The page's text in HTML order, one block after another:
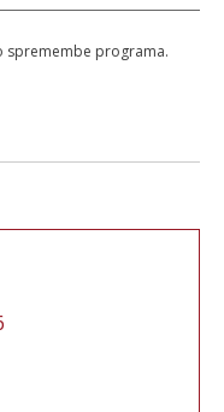
spremembe programa.